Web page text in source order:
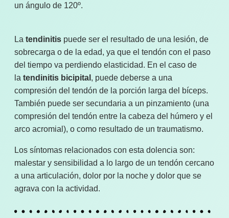
un ángulo de 120º.
La tendinitis puede ser el resultado de una lesión, de
sobrecarga o de la edad, ya que el tendón con el paso
del tiempo va perdiendo elasticidad. En el caso de
la tendinitis bicipital , puede deberse a una
compresión del tendón de la porción larga del bíceps.
También puede ser secundaria a un pinzamiento (una
compresión del tendón entre la cabeza del húmero y el
arco acromial), o como resultado de un traumatismo.
Los síntomas relacionados con esta dolencia son:
malestar y sensibilidad a lo largo de un tendón cercano
a una articulación, dolor por la noche y dolor que se
agrava con la actividad.